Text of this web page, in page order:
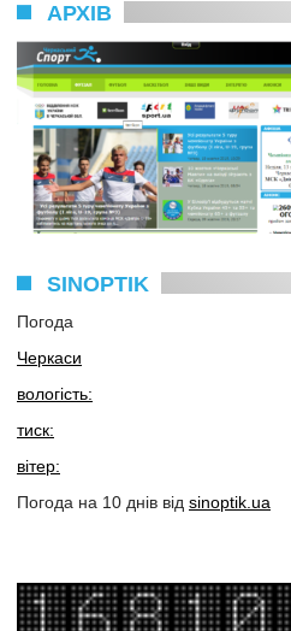
АРХІВ
SINOPTIK
Погода
Черкаси
вологість:
тиск:
вітер:
Погода на 10 днів від sinoptik.ua